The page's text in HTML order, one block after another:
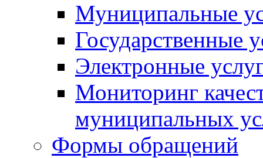
Муниципальные
Государственные
Электронные
Мониторинг
муниципальных
Формы обращений